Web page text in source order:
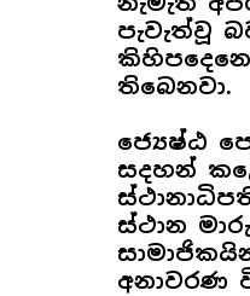
පැවැත්වූ
තිබෙනවා.
ජ්‍යෙෂ්ඨ
සදහන්
ස්ථාන
අනාවරණ